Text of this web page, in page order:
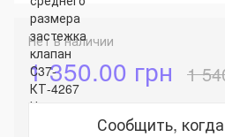
Нет в наличии
1 350.00 грн 1
Сообщить,